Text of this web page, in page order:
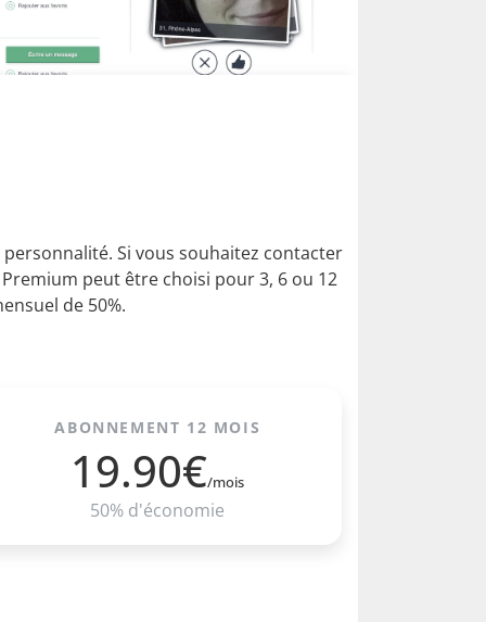
Si vous souhaitez contacter
peut être choisi pour 3, 6 ou 12
de 50%.
ABONNEMENT 12 MOIS
19.90€/mois
50% d'économie